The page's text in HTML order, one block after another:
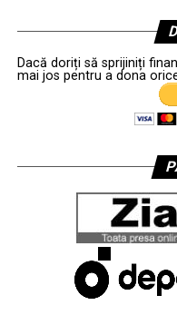
Dacă doriți să sprijiniți
mai jos pentru a dona